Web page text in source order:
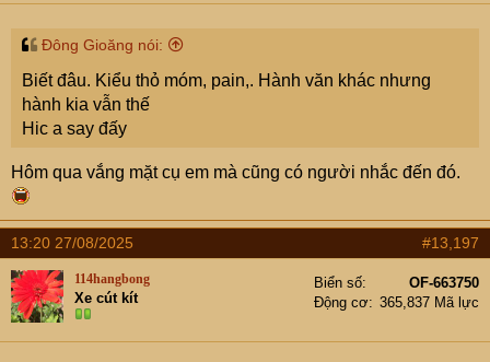
s
Đông Gioăng nói:
Biết đâu. Kiểu thỏ móm, pain,. Hành văn khác nhưng
hành kia vẫn thế
Hic a say đấy
Hôm qua vắng mặt cụ em mà cũng có người nhắc đến đó.
13:20 27/08/2025 #13,197
114hangbong
Xe cút kít
Biển số
OF-663750
Động cơ
365,837 Mã lực